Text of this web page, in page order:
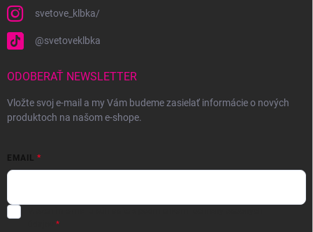
svetove_klbka/
@svetoveklbka
ODOBERAŤ NEWSLETTER
Vložte svoj e-mail a my Vám budeme zasielať informácie o nových
produktoch na našom e-shope.
EMAIL